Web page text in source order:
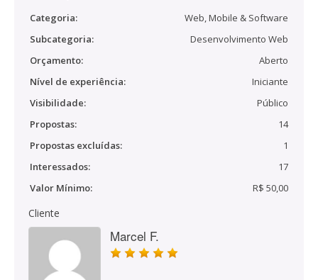
Categoria:
Web, Mobile & Software
Subcategoria:
Desenvolvimento Web
Orçamento:
Aberto
Nível de experiência:
Iniciante
Visibilidade:
Público
Propostas:
14
Propostas excluídas:
1
Interessados:
17
Valor Mínimo:
R$ 50,00
Cliente
Marcel F.